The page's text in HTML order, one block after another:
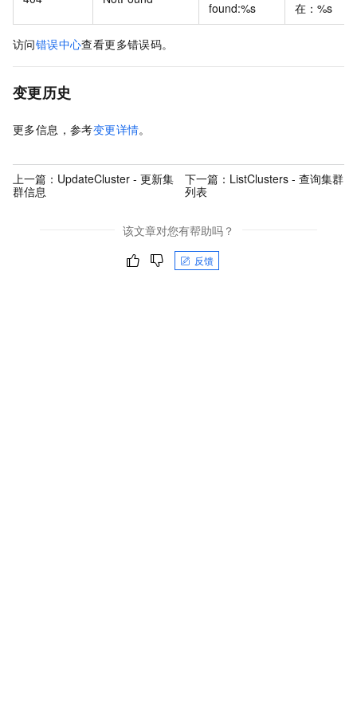
found:%s 在：%s
访问错误中心查看更多错误码。
变更历史
更多信息，参考变更详情。
上一篇： UpdateCluster - 更新集
群信息
下一篇： ListClusters - 查询集群
列表
该文章对您有帮助吗？
反馈